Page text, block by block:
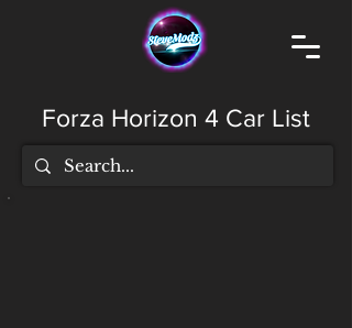
Forza Horizon 4 Car List